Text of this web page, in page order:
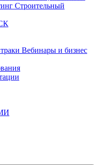
Строительный
Вебинары и бизнес